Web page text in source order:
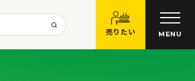
売りたい MENU